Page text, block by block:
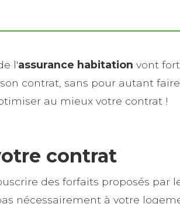
l'assurance habitation vont
contrat, sans pour autant
au mieux votre contrat !
contrat
des forfaits proposés par
nécessairement à votre